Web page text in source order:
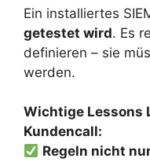
Ein installiertes
getestet wird. Es
definieren – sie
werden.
Wichtige Lessons
Kundencall:
Regeln nicht